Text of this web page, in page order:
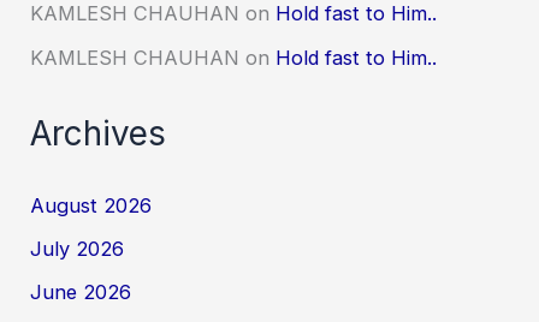
KAMLESH CHAUHAN on Hold fast to Him..
KAMLESH CHAUHAN on Hold fast to Him..
Archives
August 2026
July 2026
June 2026